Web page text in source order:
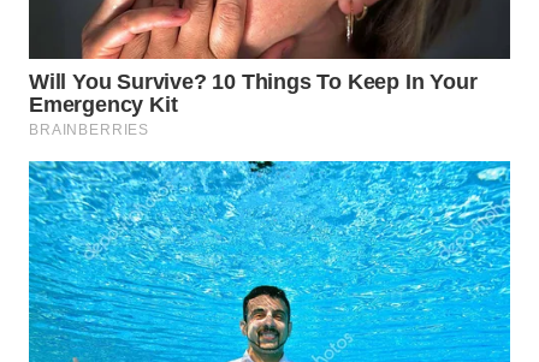
KEPULAUAN
SERIBU
WN
TANGERANG
WN
BINJAI
WN
CIREBON